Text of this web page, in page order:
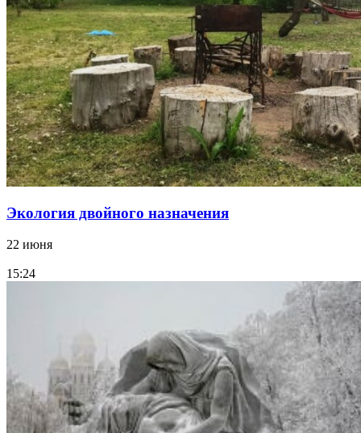
Экология двойного назначения
22 июня
15:24